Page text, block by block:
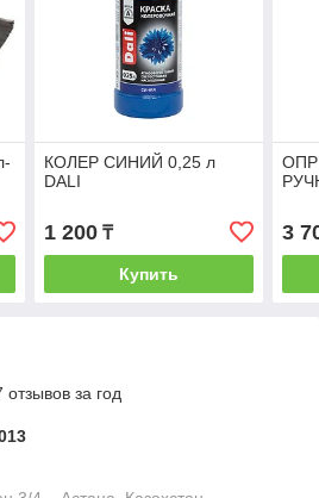
КОЛЕР СИНИЙ 0,25 л
DALI
1 200₸
Купить
3
за год